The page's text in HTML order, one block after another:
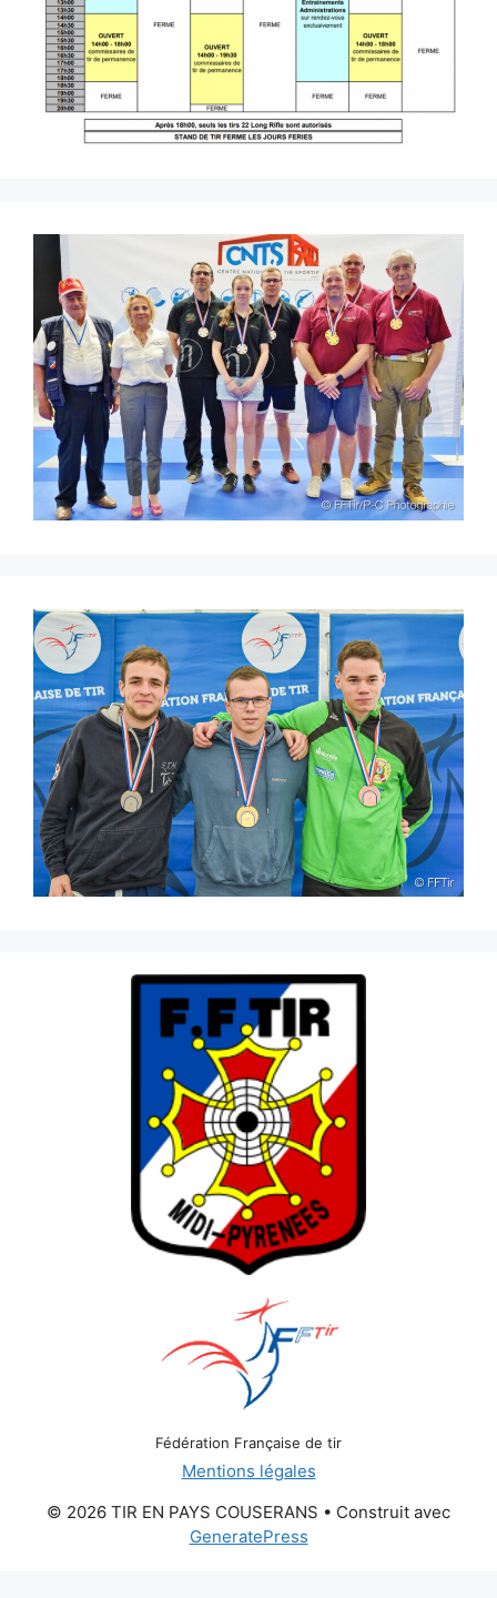
Fédération Française de tir
Mentions légales
© 2026 TIR EN PAYS COUSERANS • Construit avec
GeneratePress